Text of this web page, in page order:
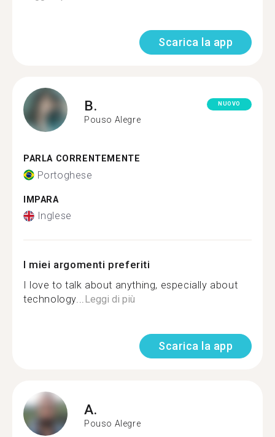
Scarica la app
B.
Pouso Alegre
NUOVO
PARLA CORRENTEMENTE
Portoghese
IMPARA
Inglese
I miei argomenti preferiti
I love to talk about anything, especially about
technology...Leggi di più
Scarica la app
A.
Pouso Alegre